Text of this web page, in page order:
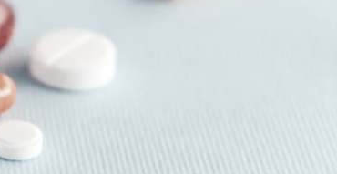
/วัตถุออกฤทธิ์ และ นำผ่าน
าเฟอีน (Caffeine)
ษในประเภท 2 และวัตถุออกฤทธิ์ในประเภท 2
และพัฒนาระบบเครือข่าย
สถานที่สกัดกัญชง
หม่
ยส.3 / ตักเตือน พักใช้ หรือการเพิกถอนใบอนุญาต
ย ยส.2 หรือ วจ.2 พ.ศ. 2567
หลักเกณฑ์/แนวทาง